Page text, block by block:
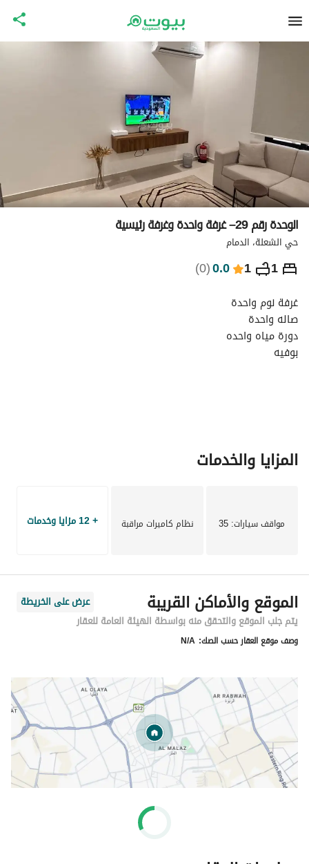
الوحدة رقم 29– غرفة واحدة وغرفة رئيسية
حي الشعلة، الدمام
1
1
0.0
(
0
) ⃁
184 ليلة
التفاصيل
غرفة نوم واحدة
صاله واحدة
دورة مياه واحده
بوفيه
المزايا والخدمات
مواقف سيارات: 35 نظام كاميرات مراقبة + 12 مزايا وخدمات
الموقع والأماكن القريبة
عرض على الخريطة
يتم جلب الموقع والتحقق منه بواسطة الهيئة العامة للعقار
وصف موقع العقار حسب الصك: N/A